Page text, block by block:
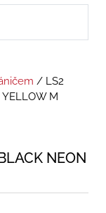
/ LS2
M
NEON